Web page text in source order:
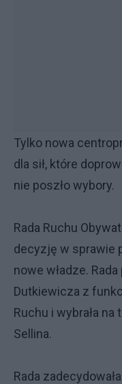
Tylko nowa
dla sił, które
nie poszło wybory.
Rada Ruchu
decyzję w sprawie
nowe władze.
Dutkiewicza z
Ruchu i wybrała na
Sellina.
Rada